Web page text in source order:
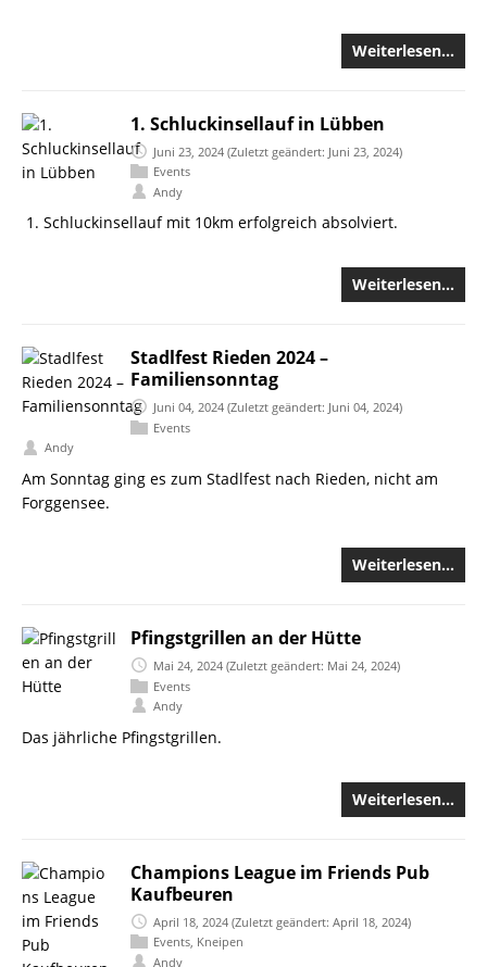
Weiterlesen…
1. Schluckinsellauf in Lübben
Juni 23, 2024 (Zuletzt geändert: Juni 23, 2024)
Events
Andy
Schluckinsellauf mit 10km erfolgreich absolviert.
Weiterlesen…
Stadlfest Rieden 2024 –
Familiensonntag
Juni 04, 2024 (Zuletzt geändert: Juni 04, 2024)
Events
Andy
Am Sonntag ging es zum Stadlfest nach Rieden, nicht am
Forggensee.
Weiterlesen…
Pfingstgrillen an der Hütte
Mai 24, 2024 (Zuletzt geändert: Mai 24, 2024)
Events
Andy
Das jährliche Pfingstgrillen.
Weiterlesen…
Champions League im Friends Pub
Kaufbeuren
April 18, 2024 (Zuletzt geändert: April 18, 2024)
Events Kneipen
Andy